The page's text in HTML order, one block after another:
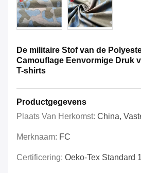
De militaire Stof van de
Camouflage Eenvormige Druk
T-shirts
Productgegevens
Plaats Van Herkomst: China,
Merknaam: FC
Certificering: Oeko-Tex Standard